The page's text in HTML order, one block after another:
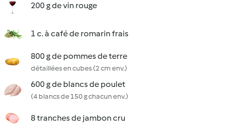
200 g de vin rouge
1 c. à café de romarin frais
800 g de pommes de terre
détaillées en cubes (2 cm env.)
600 g de blancs de poulet
(4 blancs de 150 g chacun env.)
8 tranches de jambon cru